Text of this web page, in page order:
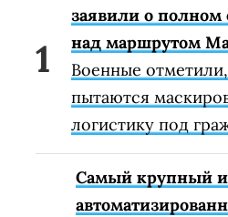
заявили о полном
над маршрутом
Военные
пытаются
логистику под
Самый крупный и